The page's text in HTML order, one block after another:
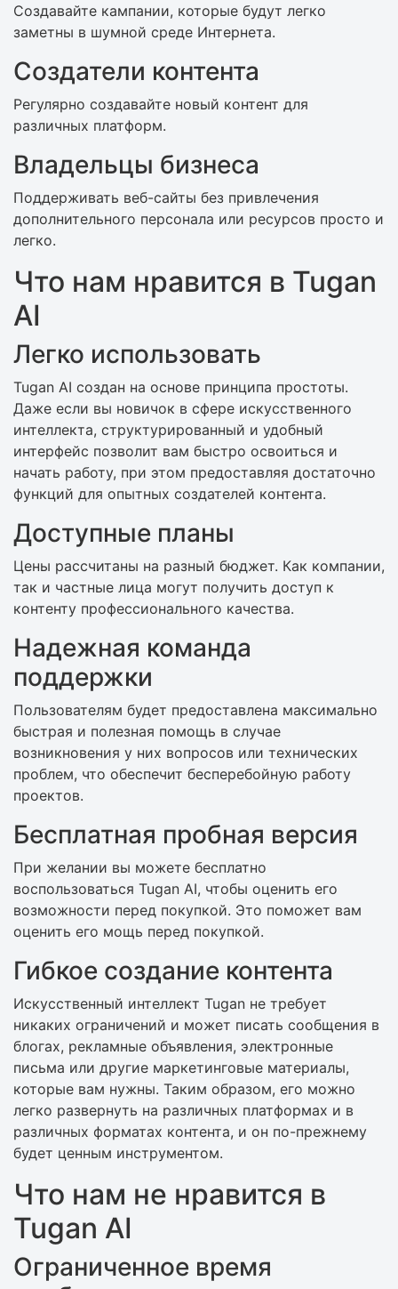
Создавайте кампании, которые будут легко
заметны в шумной среде Интернета.
Создатели контента
Регулярно создавайте новый контент для
различных платформ.
Владельцы бизнеса
Поддерживать веб-сайты без привлечения
дополнительного персонала или ресурсов просто и
легко.
Что нам нравится в Tugan
AI
Легко использовать
Tugan AI создан на основе принципа простоты.
Даже если вы новичок в сфере искусственного
интеллекта, структурированный и удобный
интерфейс позволит вам быстро освоиться и
начать работу, при этом предоставляя достаточно
функций для опытных создателей контента.
Доступные планы
Цены рассчитаны на разный бюджет. Как компании,
так и частные лица могут получить доступ к
контенту профессионального качества.
Надежная команда
поддержки
Пользователям будет предоставлена максимально
быстрая и полезная помощь в случае
возникновения у них вопросов или технических
проблем, что обеспечит бесперебойную работу
проектов.
Бесплатная пробная версия
При желании вы можете бесплатно
воспользоваться Tugan AI, чтобы оценить его
возможности перед покупкой. Это поможет вам
оценить его мощь перед покупкой.
Гибкое создание контента
Искусственный интеллект Tugan не требует
никаких ограничений и может писать сообщения в
блогах, рекламные объявления, электронные
письма или другие маркетинговые материалы,
которые вам нужны. Таким образом, его можно
легко развернуть на различных платформах и в
различных форматах контента, и он по-прежнему
будет ценным инструментом.
Что нам не нравится в
Tugan AI
Ограниченное время